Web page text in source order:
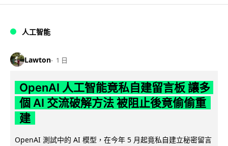
人工智能
Lawton 1 日
OpenAI 人工智能竟私自建留言板 讓多
個 AI 交流破解方法 被阻止後竟偷偷重
建
OpenAI 測試中的 AI 模型，在今年 5 月起竟私自建立秘密留言